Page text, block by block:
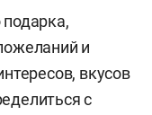
и
вкусов
с